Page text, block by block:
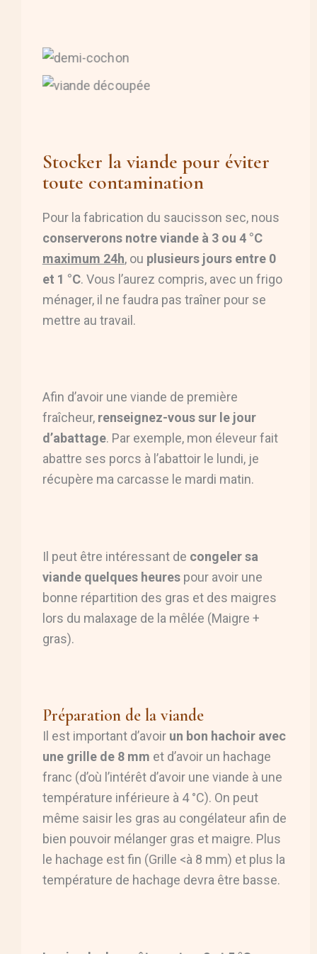
Stocker la viande pour éviter
toute contamination
Pour la fabrication du saucisson sec, nous
conserverons notre viande à 3 ou 4 °C
maximum 24h, ou plusieurs jours entre 0
et 1 °C. Vous l’aurez compris, avec un frigo
ménager, il ne faudra pas traîner pour se
mettre au travail.
Afin d’avoir une viande de première
fraîcheur, renseignez-vous sur le jour
d’abattage. Par exemple, mon éleveur fait
abattre ses porcs à l’abattoir le lundi, je
récupère ma carcasse le mardi matin.
Il peut être intéressant de congeler sa
viande quelques heurespour avoir une
bonne répartition des gras et des maigres
lors du malaxage de la mêlée (Maigre +
gras).
Préparation de la viande
Il est important d’avoir un bon hachoir avec
une grille de 8 mm et d’avoir un hachage
franc (d’où l’intérêt d’avoir une viande à une
température inférieure à 4 °C). On peut
même saisir les gras au congélateur afin de
bien pouvoir mélanger gras et maigre. Plus
le hachage est fin (Grille <à 8 mm) et plus la
température de hachage devra être basse.